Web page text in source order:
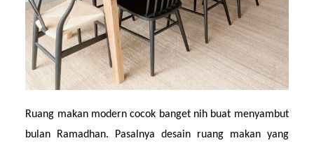
Ruang makan modern cocok banget nih buat menyambut
bulan Ramadhan. Pasalnya desain ruang makan yang